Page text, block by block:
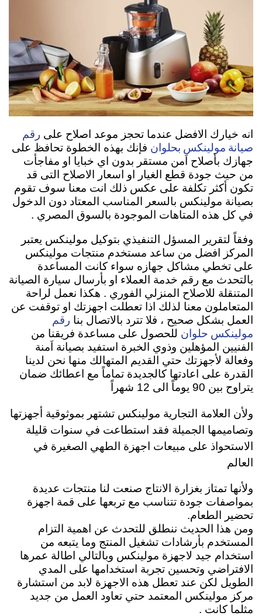
انه خيارك الافضل عندما تحجز موعد اصلاح على رقم
صيانة مولينكس بحلوان فإنك بهذه الخطوة تحافظ على
جهازك بأصلاح اَمن مستقر بدون اي خبايا او مفاجأت
من حيث جودة قطع الغيار او اسعار الاصلاح التى قد
تكون أكثر تكلفة على عكس ذلك انت معنا سوف تقوم
بصيانة مولينكس بالسعر المناسب المعتاد دون الدخول
في كل هذه المتاهات الموجودة بالسوق المصري .
وفقاً لتقرير المسؤل التنفيذي بتوكيل مولينكس يعتبر
المركز افضل من ساعد مستخدم منتجات مولينكس
على تخطي مشاكل جهازه سواء كانت المساعدة
بالتحدث مع رقم خدمة العملاء او بأرسال سيارة الصيانة
المتنقلة للاصلاح المنزلي الفوري . هكذا نعمل لراحة
المتعاملون معنا لذلك اذا تعطلت اجهزتك او توقفت عن
العمل بشكل صحيح ، فلا تترد بالاتصال بنا رقم
مولينكس حلوان للحصول على مساعدة فريقنا من
الفنيين المؤهلين وذوي الخبرة استفيد بصيانة اَمنة
وفعالة لأجهزتك حتي القديم المتهالك منها نحن لدينا
القدرة على اعادتها كالجديدة تماماً مع اعطائك ضمان
يتراوح بين 90 يوماً الى 12 شهراً
ولأن العلامة التجارية مولينكس تشتهر بموثوقية أجهزتها
وتصاميمها الجميلة فقد استطاعت في سنوات قليلة
الاستحواذ على مبيعات اجهزة الطهي الصغيرة في
العالم
ولأنها تمتاز بغزارة الانتاج صنعت لنا منتجات عديدة
بمواصفات جودة تتناسب مع تربعها على قمة اجهزة
تحضير الطعام.
ومن هذا الحديث ننطلق للتحدث عن اهمية التزام
المستخدم بأرشادات تشغيل المنتج وما يتبعه من
استخدام جيد لاجهزة مولينكس وبالتالي اطالة عمرها
الافتراضي وتحسين تجربة استخدامها على المدي
الطويل لكن عند تعطل هذه الاجهزة لابد من استشارة
مركز مولينكس المعتمد حتي تعاود العمل من جديد
مثلما كانت .